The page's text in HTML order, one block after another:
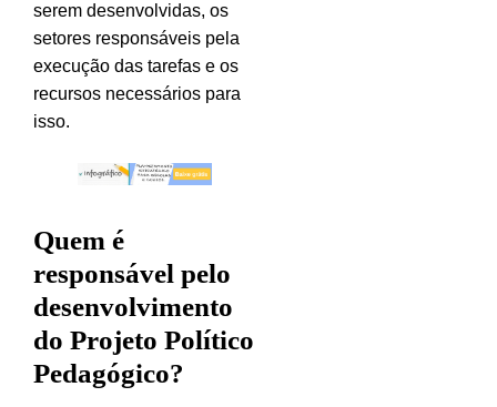
serem desenvolvidas, os
setores responsáveis pela
execução das tarefas e os
recursos necessários para
isso.
Quem é
responsável pelo
desenvolvimento
do Projeto Político
Pedagógico?